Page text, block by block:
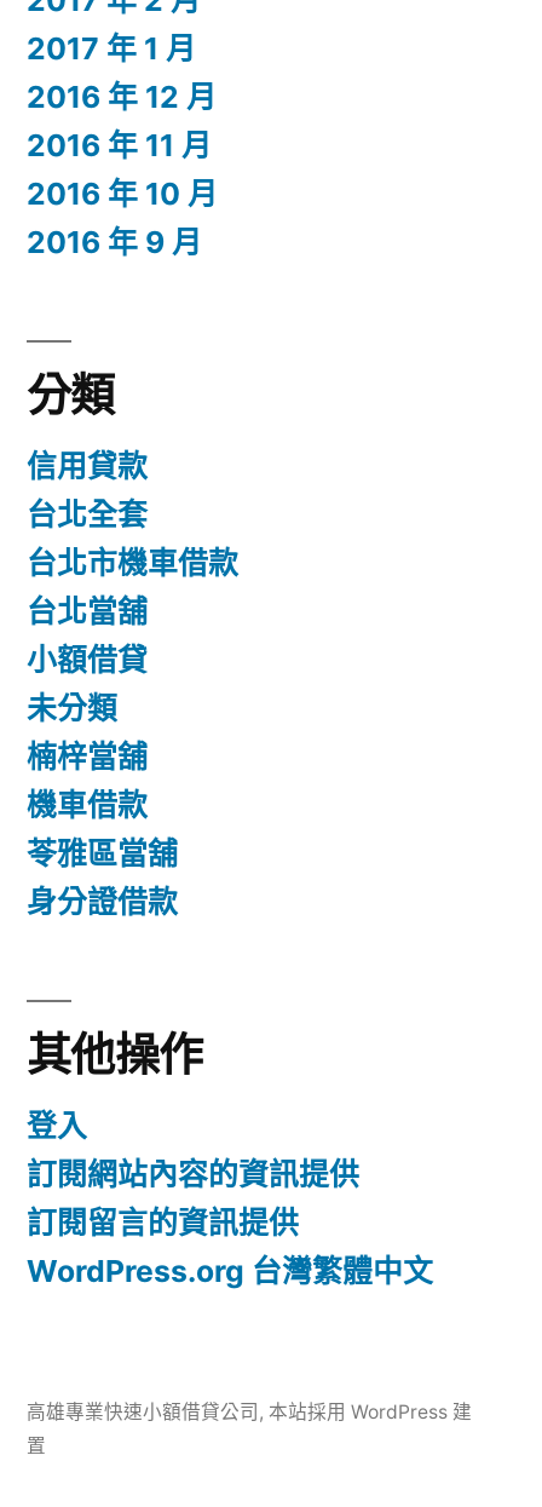
2017 年 1 月
2016 年 12 月
2016 年 11 月
2016 年 10 月
2016 年 9 月
分類
信用貸款
台北全套
台北市機車借款
台北當舖
小額借貸
未分類
楠梓當舖
機車借款
苓雅區當舖
身分證借款
其他操作
登入
訂閱網站內容的資訊提供
訂閱留言的資訊提供
WordPress.org 台灣繁體中文
高雄專業快速小額借貸公司 , 本站採用 WordPress 建
置